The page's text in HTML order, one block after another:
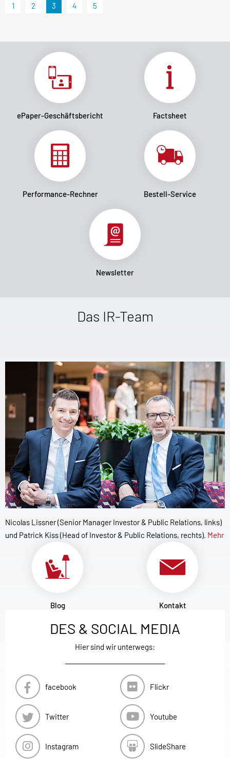
1 2 3 4 5
ePaper-Geschäftsbericht Factsheet
Performance-Rechner Bestell-Service
Newsletter
Das IR-Team
Nicolas Lissner (Senior Manager Investor & Public Relations, links)
und Patrick Kiss (Head of Investor & Public Relations, rechts). Mehr
Blog Kontakt
DES & SOCIAL MEDIA
Hier sind wir unterwegs:
facebook
Twitter
Instagram
Flickr
Youtube
SlideShare